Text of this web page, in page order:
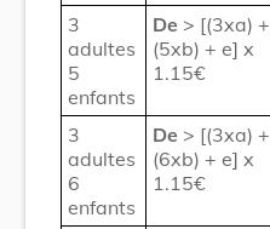
3
adultes
5
enfants
De > [(3xa) +
(5xb) + e] x
1.15€
3
adultes
6
enfants
De > [(3xa) +
(6xb) + e] x
1.15€